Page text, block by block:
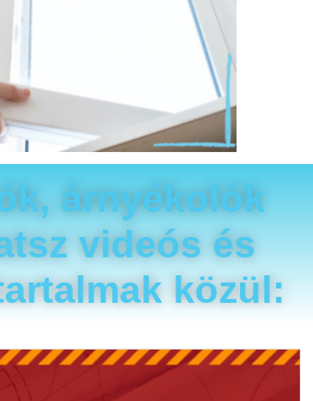
árnyékolók
videós és
közül: